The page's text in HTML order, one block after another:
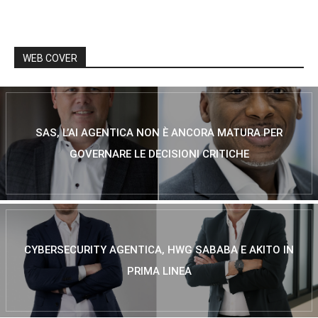
WEB COVER
SAS, L’AI AGENTICA NON È ANCORA MATURA PER
GOVERNARE LE DECISIONI CRITICHE
CYBERSECURITY AGENTICA, HWG SABABA E AKITO IN
PRIMA LINEA